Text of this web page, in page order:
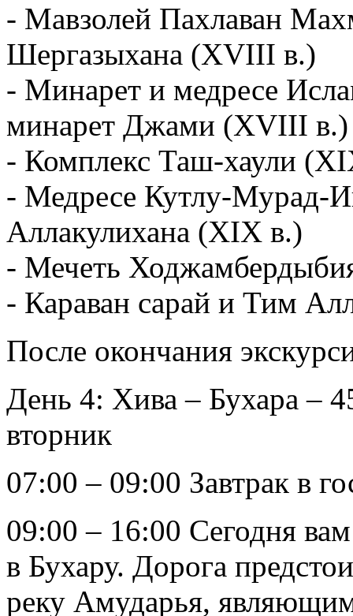
- Мавзолей Пахлаван
Шергазыхана (XVIII в.)
- Минарет и медресе
минарет Джами (XVIII в.)
- Комплекс Таш-хаули
- Медресе Кутлу-Мурад-
Аллакулихана (XIX в.)
- Мечеть
- Караван сарай и Тим
После окончания
День 4: Хива – Бухара –
вторник
07:00 – 09:00 Завтрак в
09:00 – 16:00 Сегодня
в Бухару. Дорога
реку Амударья,